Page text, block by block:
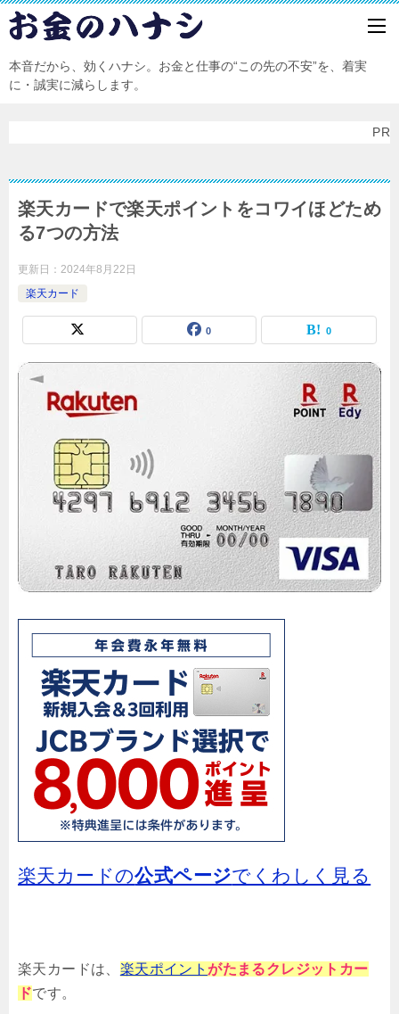
本音だから、効くハナシ。お金と仕事の“この先の不安”を、着実
に・誠実に減らします。
PR
楽天カードで楽天ポイントをコワイほどため
る7つの方法
更新日： 2024年8月22日
楽天カード
0 0
楽天カードの公式ページでくわしく見る
楽天カードは、 楽天ポイントがたまるクレジットカー
ドです。